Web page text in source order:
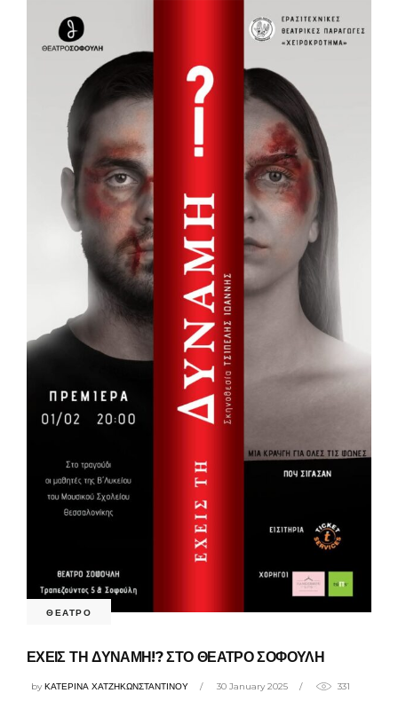
ΘΕΑΤΡΟ
ΕΧΕΙΣ ΤΗ ΔΥΝΑΜΗ!? ΣΤΟ ΘΕΑΤΡΟ ΣΟΦΟΥΛΗ
byΚΑΤΕΡΙΝΑ ΧΑΤΖΗΚΩΝΣΤΑΝΤΙΝΟΥ 30 January 2025 331